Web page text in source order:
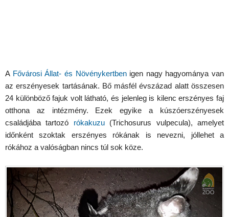
A Fővárosi Állat- és Növénykertbenigen nagy hagyománya van
az erszényesek tartásának. Bő másfél évszázad alatt összesen
24 különböző fajuk volt látható, és jelenleg is kilenc erszényes faj
otthona az intézmény. Ezek egyike a kúszóerszényesek
családjába tartozó rókakuzu(Trichosurus vulpecula), amelyet
időnként szoktak erszényes rókának is nevezni, jóllehet a
rókához a valóságban nincs túl sok köze.